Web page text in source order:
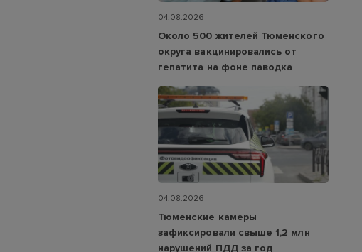
04.08.2026
Около 500 жителей Тюменского
округа вакцинировались от
гепатита на фоне паводка
04.08.2026
Тюменские камеры
зафиксировали свыше 1,2 млн
нарушений ПДД за год